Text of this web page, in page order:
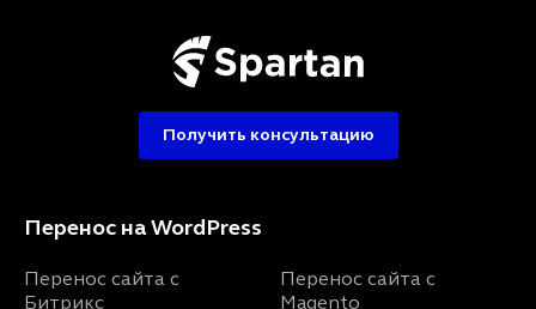
Перенос на WordPress
Перенос сайта с
Битрикс
Перенос сайта с
Magento
Получить консультацию